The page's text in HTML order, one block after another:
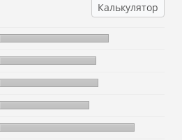
Калькулятор